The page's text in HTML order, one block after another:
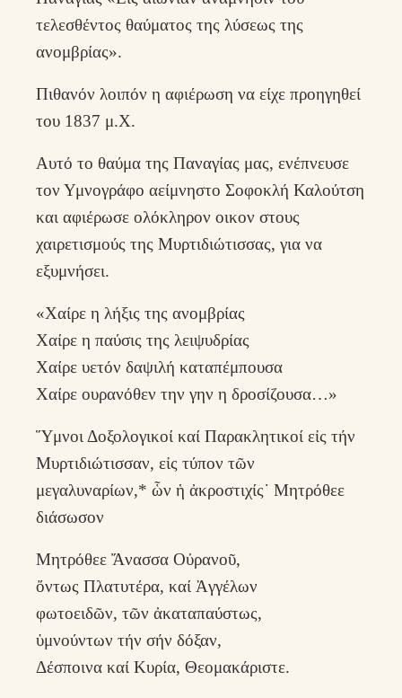
τελεσθέντος θαύματος της λύσεως της
ανομβρίας».
Πιθανόν λοιπόν η αφιέρωση να είχε προηγηθεί
του 1837 μ.Χ.
Αυτό το θαύμα της Παναγίας μας, ενέπνευσε
τον Υμνογράφο αείμνηστο Σοφοκλή Καλούτση
και αφιέρωσε ολόκληρον οικον στους
χαιρετισμούς της Μυρτιδιώτισσας, για να
εξυμνήσει.
«Χαίρε η λήξις της ανομβρίας
Χαίρε η παύσις της λειψυδρίας
Χαίρε υετόν δαψιλή καταπέμπουσα
Χαίρε ουρανόθεν την γην η δροσίζουσα…»
Ὕμνοι Δοξολογικοί καί Παρακλητικοί εἰς τήν
Μυρτιδιώτισσαν, εἰς τύπον τῶν
μεγαλυναρίων,* ὧν ἡ ἀκροστιχίς˙ Μητρόθεε
διάσωσον
Μητρόθεε Ἄνασσα Οὐρανοῦ,
ὄντως Πλατυτέρα, καί Ἀγγέλων
φωτοειδῶν, τῶν ἀκαταπαύστως,
ὑμνούντων τήν σήν δόξαν,
Δέσποινα καί Κυρία, Θεομακάριστε.